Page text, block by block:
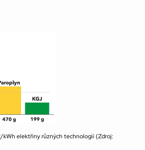
kWh elektřiny různých technologií (Zdroj: